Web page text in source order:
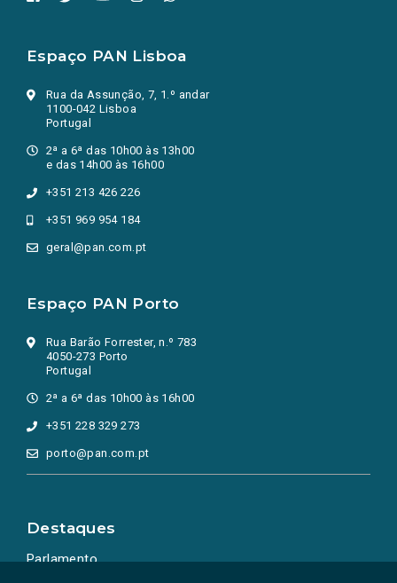
Espaço PAN Lisboa
Rua da Assunção, 7, 1.º andar
1100-042 Lisboa
Portugal
2ª a 6ª das 10h00 às 13h00
e das 14h00 às 16h00
+351 213 426 226
+351 969 954 184
geral@pan.com.pt
Espaço PAN Porto
Rua Barão Forrester, n.º 783
4050-273 Porto
Portugal
2ª a 6ª das 10h00 às 16h00
+351 228 329 273
porto@pan.com.pt
Destaques
Parlamento